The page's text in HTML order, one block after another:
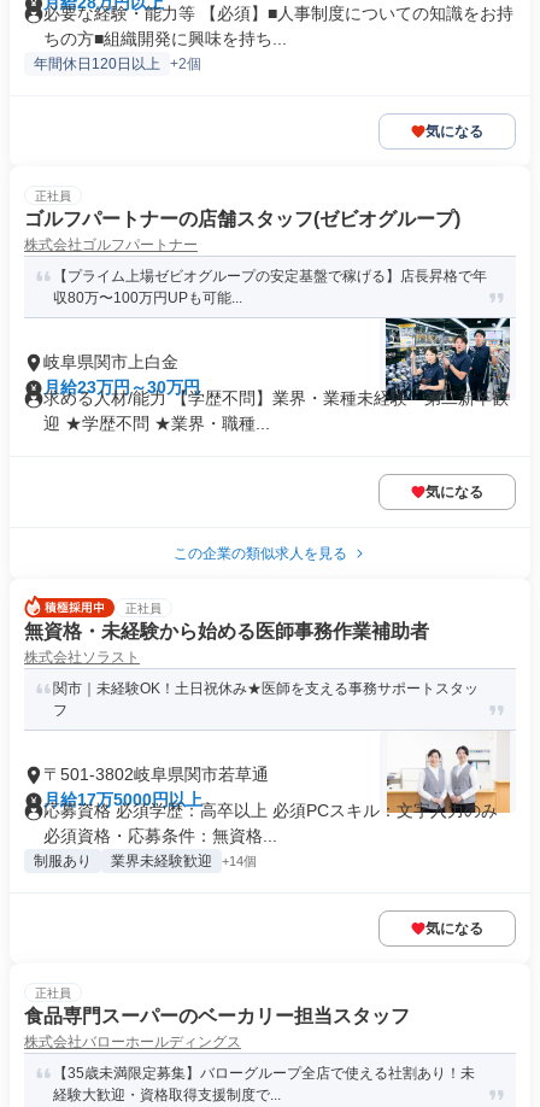
必要な経験・能力等 【必須】■人事制度についての知識をお持
ちの方■組織開発に興味を持ち...
年間休日120日以上 +2個
気になる
正社員
ゴルフパートナーの店舗スタッフ(ゼビオグループ)
株式会社ゴルフパートナー
【プライム上場ゼビオグループの安定基盤で稼げる】店長昇格で年
収80万〜100万円UPも可能...
岐阜県関市上白金
月給23万円～30万円
求める人材/能力 【学歴不問】業界・業種未経験・第⼆新卒歓
迎 ★学歴不問 ★業界・職種...
気になる
この企業の類似求人を見る
正社員
無資格・未経験から始める医師事務作業補助者
株式会社ソラスト
関市｜未経験OK！土日祝休み★医師を支える事務サポートスタッ
フ
〒501-3802岐阜県関市若草通
月給17万5000円以上
応募資格 必須学歴：高卒以上 必須PCスキル：文字入力のみ
必須資格・応募条件：無資格...
制服あり 業界未経験歓迎 +14個
気になる
正社員
食品専門スーパーのベーカリー担当スタッフ
株式会社バローホールディングス
【35歳未満限定募集】バローグループ全店で使える社割あり！未
経験大歓迎・資格取得支援制度で...